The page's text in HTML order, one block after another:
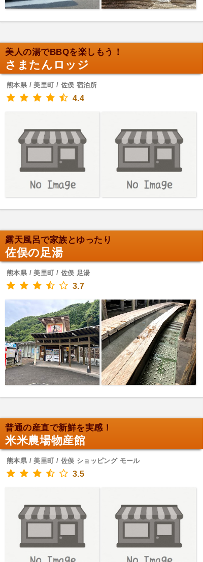
美人の湯でBBQを楽しもう！
さまたんロッジ
熊本県 / 美里町 / 佐俣 宿泊所
4.4
露天風呂で家族とゆったり
佐俣の足湯
熊本県 / 美里町 / 佐俣 足湯
3.7
普通の産直で新鮮を実感！
米米農場物産館
熊本県 / 美里町 / 佐俣 ショッピング モール
3.5